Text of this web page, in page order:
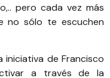
pero cada vez más
no sólo te escuchen
iniciativa de Francisco
a través de la